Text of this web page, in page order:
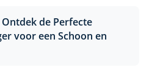
Ontdek de Perfecte
voor een Schoon en